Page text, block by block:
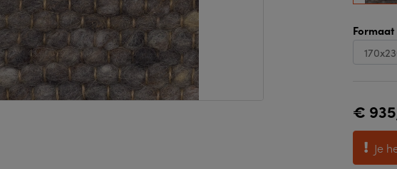
Formaat
€
Je